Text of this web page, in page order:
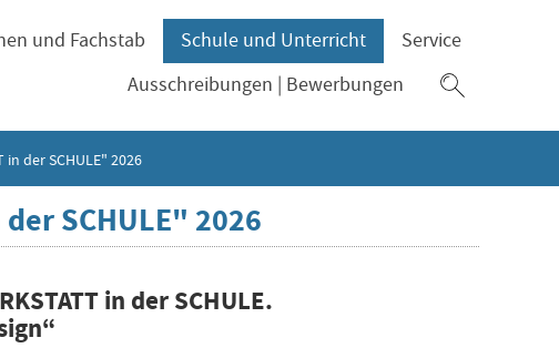
und Fachstab Schule und Unterricht
Service
Ausschreibungen | Bewerbungen
Suchfeld
der SCHULE" 2026
SCHULE" 2026
in der SCHULE.